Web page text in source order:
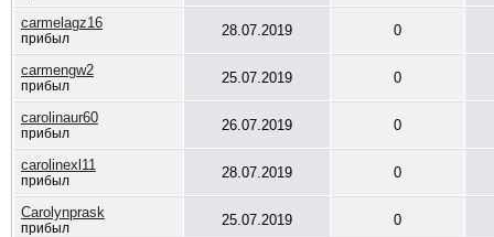
carmelagz16
прибыл 28.07.2019 0
carmengw2
прибыл 25.07.2019 0
carolinaur60
прибыл 26.07.2019 0
carolinexl11
прибыл 28.07.2019 0
Carolynprask
прибыл 25.07.2019 0